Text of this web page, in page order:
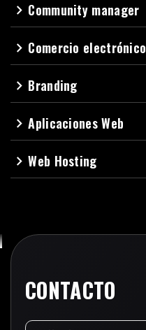
navigate_next Community manager
navigate_next Comercio electrónico
navigate_next Branding
navigate_nextAplicaciones Web
navigate_nextWeb Hosting
CONTACTO